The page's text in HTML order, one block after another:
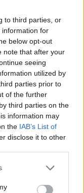
to third parties, or
information for
below opt-out
note that after your
seeing
utilized by
parties prior to
of the further
third parties on the
information may
the IAB’s List of
disclose it to other
or more Google
You may click to